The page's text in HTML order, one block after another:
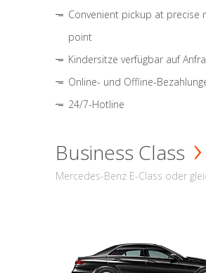
Convenient pickup at precise
point
Kindersitze verfügbar auf
Online- und Offline-
24/7-Hotline
Business Class
Mercedes-Benz E-Class oder